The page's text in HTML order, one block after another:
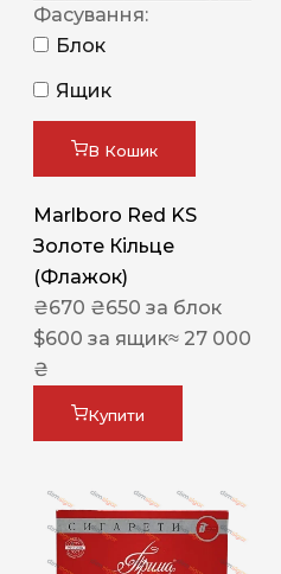
Фасування:
Блок
Ящик
В Кошик
Marlboro Red KS
Золоте Кільце
(Флажок)
₴670 ₴650 за блок
$600 за ящик≈ 27 000
₴
Купити